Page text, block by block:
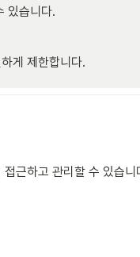
있습니다.
게 제한합니다.
근하고 관리할 수 있습니